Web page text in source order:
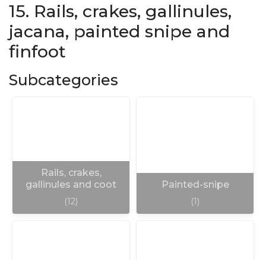
15. Rails, crakes, gallinules,
jacana, painted snipe and
finfoot
Subcategories
Rails, crakes,
gallinules and coot
(12)
Painted-snipe
(1)